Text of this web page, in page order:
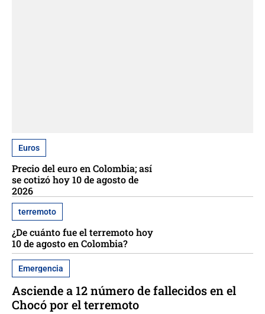
Euros
Precio del euro en Colombia; así
se cotizó hoy 10 de agosto de
2026
terremoto
¿De cuánto fue el terremoto hoy
10 de agosto en Colombia?
Emergencia
Asciende a 12 número de fallecidos en el
Chocó por el terremoto